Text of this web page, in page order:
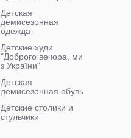
Детская
демисезонная
одежда
Детские худи
"Доброго вечора, ми
з України"
Детская
демисезонная обувь
Детские столики и
стульчики